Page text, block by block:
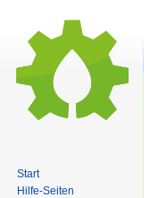
Start
Hilfe-Seiten